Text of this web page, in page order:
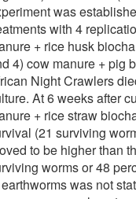
was
with 4
+ rice husk
4) cow manure + pig
Night Crawlers
At 6 weeks after
+ rice straw
(21 surviving
to be higher than
worms or 48
was not